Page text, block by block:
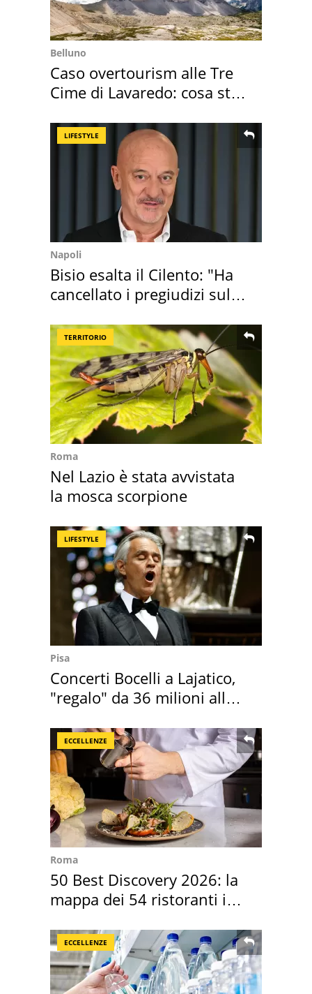
Belluno
Caso overtourism alle Tre
Cime di Lavaredo: cosa sta
LIFESTYLE
Napoli
Bisio esalta il Cilento: "Ha
cancellato i pregiudizi sul
TERRITORIO
Roma
Nel Lazio è stata avvistata
la mosca scorpione
LIFESTYLE
Pisa
Concerti Bocelli a Lajatico,
"regalo" da 36 milioni alla
ECCELLENZE
Roma
50 Best Discovery 2026: la
mappa dei 54 ristoranti in
ECCELLENZE